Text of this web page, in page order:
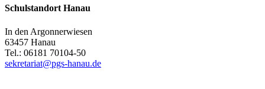
Schulstandort Hanau
In den Argonnerwiesen
63457 Hanau
Tel.: 06181 70104-50
sekretariat@pgs-hanau.de